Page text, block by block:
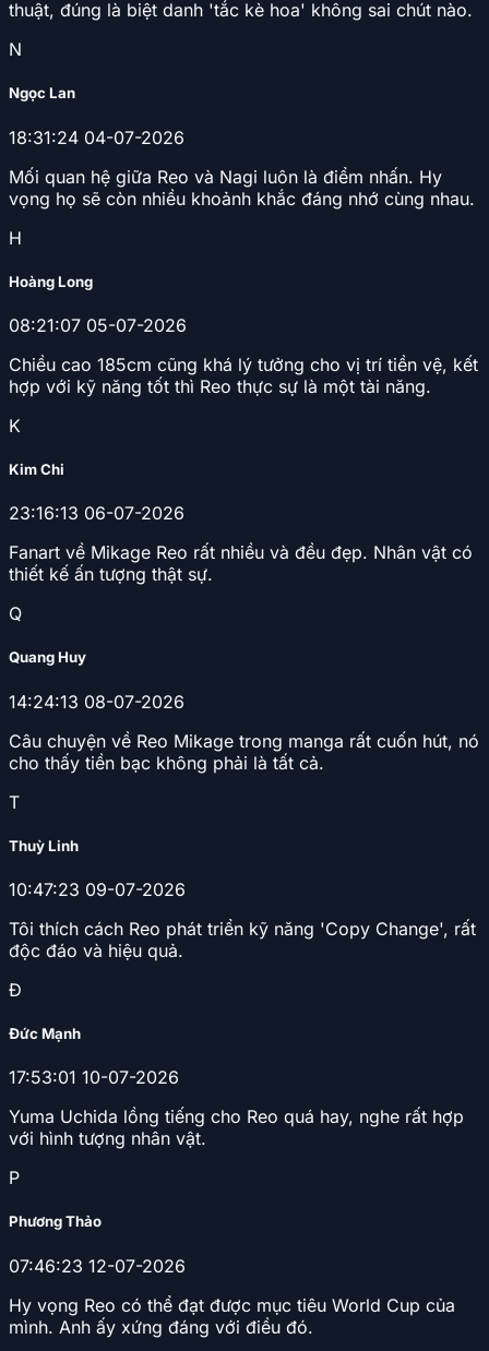
thuật, đúng là biệt danh 'tắc kè hoa' không sai chút nào.
N
Ngọc Lan
18:31:24 04-07-2026
Mối quan hệ giữa Reo và Nagi luôn là điểm nhấn. Hy
vọng họ sẽ còn nhiều khoảnh khắc đáng nhớ cùng nhau.
H
Hoàng Long
08:21:07 05-07-2026
Chiều cao 185cm cũng khá lý tưởng cho vị trí tiền vệ, kết
hợp với kỹ năng tốt thì Reo thực sự là một tài năng.
K
Kim Chi
23:16:13 06-07-2026
Fanart về Mikage Reo rất nhiều và đều đẹp. Nhân vật có
thiết kế ấn tượng thật sự.
Q
Quang Huy
14:24:13 08-07-2026
Câu chuyện về Reo Mikage trong manga rất cuốn hút, nó
cho thấy tiền bạc không phải là tất cả.
T
Thuỳ Linh
10:47:23 09-07-2026
Tôi thích cách Reo phát triển kỹ năng 'Copy Change', rất
độc đáo và hiệu quả.
Đ
Đức Mạnh
17:53:01 10-07-2026
Yuma Uchida lồng tiếng cho Reo quá hay, nghe rất hợp
với hình tượng nhân vật.
P
Phương Thảo
07:46:23 12-07-2026
Hy vọng Reo có thể đạt được mục tiêu World Cup của
mình. Anh ấy xứng đáng với điều đó.